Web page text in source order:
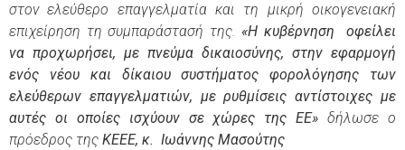
στον ελεύθερο επαγγελματία και τη μικρή οικογενειακή
επιχείρηση τη συμπαράστασή της. «Η κυβέρνηση
οφείλει
να προχωρήσει, με πνεύμα δικαιοσύνης, στην εφαρμογή
ενός νέου και δίκαιου συστήματος φορολόγησης των
ελεύθερων επαγγελματιών, με ρυθμίσεις αντίστοιχες με
αυτές οι οποίες ισχύουν σε χώρες της ΕΕ» δήλωσε ο
πρόεδρος της ΚΕΕΕ, κ. Ιωάννης Μασούτης